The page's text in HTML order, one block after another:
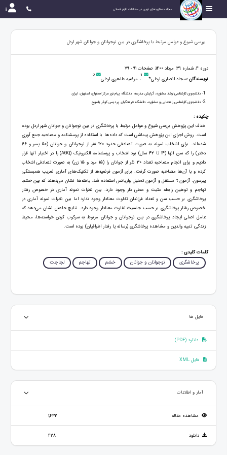
مجله دستاوردهای نوین در مطالعات علوم انسانی
بررسی شیوع و عوامل مرتبط با پرخاشگری در بین نوجوانان و جوانان شهر اردل
دوره 4، شماره 39، مرداد 1400، صفحات 91 - 79
نویسندگان :سجاد انصاری اردلی* 1، مرضیه طاهری اردلی 2
1- دانشجوی کارشناسی ارشد مشاوره، گرایش مدرسه، دانشگاه پیام نور مرکز اصفهان، اصفهان، ایران
2- دانشجوی کارشناسی راهنمایی و مشاوره، دانشگاه فرهنگیان پردیس کوثر یاسوج
چکیده :
هدف این پژوهش بررسی شیوع و عوامل مرتبط با پرخاشگری در بین نوجوانان و جوانان شهر اردل بوده
است. روش اجرای این پژوهش پیماشی است که داده‌ها با استفاده از پرسشنامه و مصاحبه جمع آوری
شده‌اند. برای انتخاب نمونه به صورت تصادفی حدود 120 نفر از نوجوانان و جوانان (50 پسر و 66
دختر) را که سن آنها (14 تا 42 سال) بود انتخاب و پرسشنامه الکترونیک (AGQ) را در اختیار آنها قرار
دادیم و برای انجام مصاحبه تعداد 30 نفر از جوانان را (15 مرد و 15 زن) به صورت تصادفی انتخاب
کرده و با آن‌ها مصاحبه صورت گرفت. برای آزمون فرضیه‌ها از تکنیک‌های آماری ضریب همبستگی
پیرسون، آزمون t مستقل و آزمون تحلیل واریانس استفاده شد. یافته‌ها نشان می‌دهند که بین خشم،
تهاجم و توهین رابطه مثبت و معنی دار وجود دارد. بین نظرات نمونه آماری در خصوص رفتار
پرخاشگری بر حسب سن و تعداد فرزندان تفاوت معنادار وجود ندارد اما بین نظرات نمونه آماری در
خصوص رفتار پرخاشگری بر حسب جنسیت تفاوت معنادار وجود دارد. نتایج حاصل نشان می‌دهد که
عامل اصلی ایجاد پرخاشگری در بین نوجوانان و جوانان مربوط به سرکوب کردن خواسته‌ها، محیط
زندگی، تنبیه والدین و مشاهده پرخاشگری (رسانه یا رفتار اطرافیان) بوده است.
کلمات کلیدی :
پرخاشگری نوجوانان و جوانان خشم تهاجم لجاجت
فایل ها
دانلود (PDF)
فایل XML
آمار و اطلاعات
مشاهده مقاله 1,432
دانلود 428